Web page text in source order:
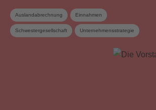
Auslandabrechnung Einnahmen
Schwestergesellschaft Unternehmensstrategie